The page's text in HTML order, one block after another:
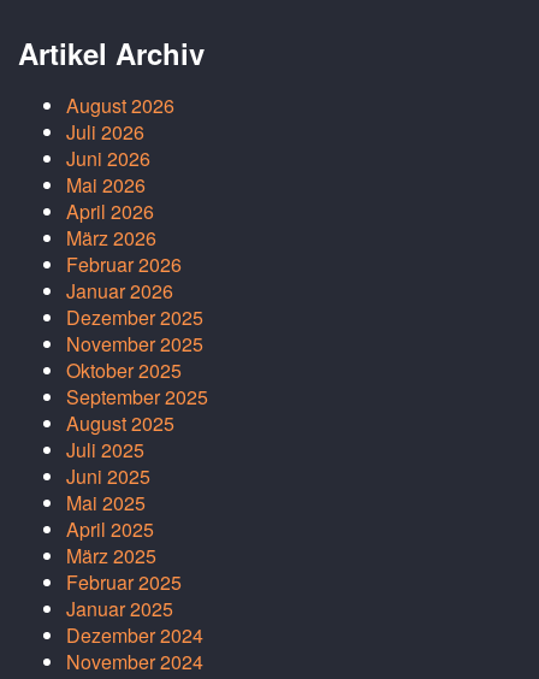
Artikel Archiv
August 2026
Juli 2026
Juni 2026
Mai 2026
April 2026
März 2026
Februar 2026
Januar 2026
Dezember 2025
November 2025
Oktober 2025
September 2025
August 2025
Juli 2025
Juni 2025
Mai 2025
April 2025
März 2025
Februar 2025
Januar 2025
Dezember 2024
November 2024